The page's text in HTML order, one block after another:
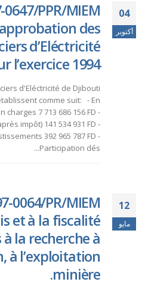
04
أكتوبر
PPR/MIEM
des
d’Eléctricité
1994.
d'Eléctricité de Djibouti
comme suit: - En
charges 7 713 686 156 FD -
impôt) 141 534 931 FD -
392 965 787 FD -
Participation dés...
12
مايو
0064/PR/MIEM
et à la fiscalité
la recherche à
à l’exploitation
minière.